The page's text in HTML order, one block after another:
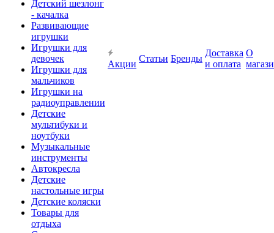
Детский шезлонг
- качалка
Развивающие
игрушки
Игрушки для
девочек
Игрушки для
мальчиков
Игрушки на
радиоуправлении
Детские
мультибуки и
ноутбуки
Музыкальные
инструменты
Автокресла
Детские
настольные игры
Детские коляски
Товары для
отдыха
Акции
Статьи Бренды
Доставка
и оплата
О